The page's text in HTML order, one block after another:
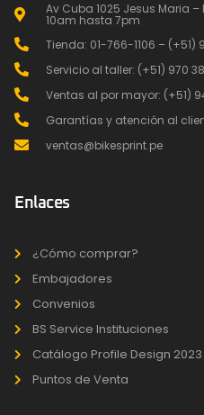
Av Cuba 1025 Jesus Maria
10am hasta 7pm
Tienda: 01-766-1106 – (+51)
Servicio al taller: (+51) 970
Ventas al por mayor: (+51)
Garantías y atención al
ventas@bikesprint.pe
Enlaces
¿Cómo comprar?
Embajadores
Convenios
BS Service Instituciones
Catálogo Profile Design 2023
Puntos de Venta